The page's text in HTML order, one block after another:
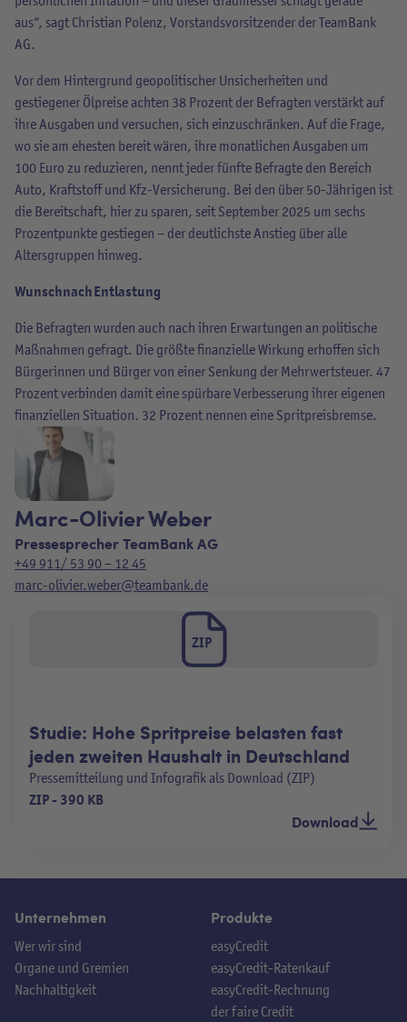
aus“, sagt Christian Polenz, Vorstandsvorsitzender der TeamBank
AG.
Vor dem Hintergrund geopolitischer Unsicherheiten und
gestiegener Ölpreise achten 38 Prozent der Befragten verstärkt auf
ihre Ausgaben und versuchen, sich einzuschränken. Auf die Frage,
wo sie am ehesten bereit wären, ihre monatlichen Ausgaben um
100 Euro zu reduzieren, nennt jeder fünfte Befragte den Bereich
Auto, Kraftstoff und Kfz-Versicherung. Bei den über 50-Jährigen ist
die Bereitschaft, hier zu sparen, seit September 2025 um sechs
Prozentpunkte gestiegen – der deutlichste Anstieg über alle
Altersgruppen hinweg.
Wunsch nach Entlastung
Die Befragten wurden auch nach ihren Erwartungen an politische
Maßnahmen gefragt. Die größte finanzielle Wirkung erhoffen sich
Bürgerinnen und Bürger von einer Senkung der Mehrwertsteuer. 47
Prozent verbinden damit eine spürbare Verbesserung ihrer eigenen
finanziellen Situation. 32 Prozent nennen eine Spritpreisbremse.
Marc-Olivier Weber
Pressesprecher TeamBank AG
+49 911/ 53 90 – 12 45
marc-olivier.weber@teambank.de
ZIP
Studie: Hohe Spritpreise belasten fast
jeden zweiten Haushalt in Deutschland
Pressemitteilung und Infografik als Download (ZIP)
ZIP- 390 KB
Download
Unternehmen
Wer wir sind
Organe und Gremien
Nachhaltigkeit
Produkte
easyCredit
easyCredit-Ratenkauf
easyCredit-Rechnung
der faire Credit